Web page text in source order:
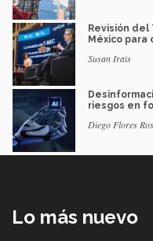
Revisión del
México para
Susan Irais
riesgos en
Diego Flores
Lo más nuevo